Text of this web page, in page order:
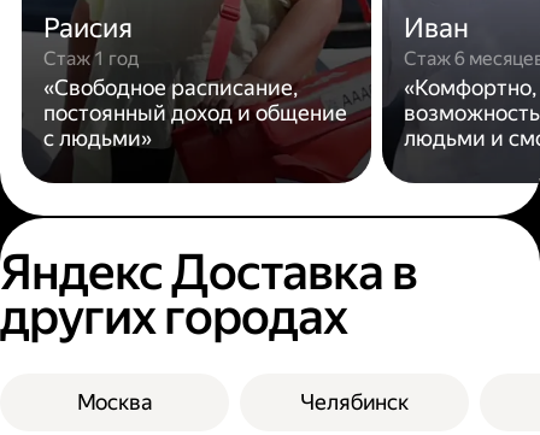
Раисия
Стаж 1 год
«Свободное расписание,
постоянный доход и общение
с людьми»
Иван
Стаж 6
людьми и
Яндекс Доставка в
других городах
Москва Челябинск